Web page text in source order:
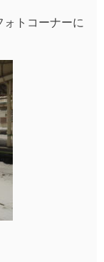
トコーナーに